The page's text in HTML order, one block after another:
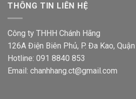
THÔNG TIN LIÊN HỆ
Công ty THHH Chánh Hãng
126A Điện Biên Phủ, P. Đa Kao, Quận
Hotline: 091 8840 853
Email: chanhhang.ct@gmail.com